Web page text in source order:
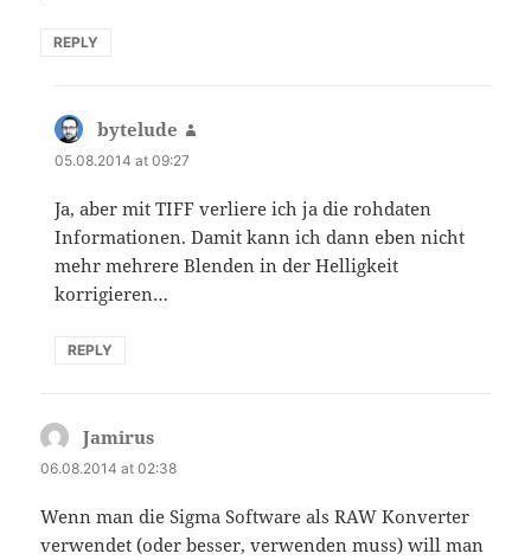
REPLY
bytelude
05.08.2014 at 09:27
Ja, aber mit TIFF verliere ich ja die rohdaten
Informationen. Damit kann ich dann eben nicht
mehr mehrere Blenden in der Helligkeit
korrigieren…
REPLY
Jamirus
06.08.2014 at 02:38
Wenn man die Sigma Software als RAW Konverter
verwendet (oder besser, verwenden muss) will man